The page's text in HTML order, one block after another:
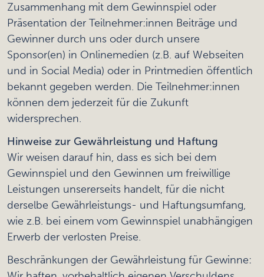
Zusammenhang mit dem Gewinnspiel oder
Präsentation der Teilnehmer:innen Beiträge und
Gewinner durch uns oder durch unsere
Sponsor(en) in Onlinemedien (z.B. auf Webseiten
und in Social Media) oder in Printmedien öffentlich
bekannt gegeben werden. Die Teilnehmer:innen
können dem jederzeit für die Zukunft
widersprechen.
Hinweise zur Gewährleistung und Haftung
Wir weisen darauf hin, dass es sich bei dem
Gewinnspiel und den Gewinnen um freiwillige
Leistungen unsererseits handelt, für die nicht
derselbe Gewährleistungs- und Haftungsumfang,
wie z.B. bei einem vom Gewinnspiel unabhängigen
Erwerb der verlosten Preise.
Beschränkungen der Gewährleistung für Gewinne: